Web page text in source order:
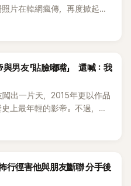
片在韓網瘋傳，再度掀起熱
：「真人比照片還漂亮！」
男友「貼臉嘟嘴」 還喊：我
出一片天，2015年更以作品
上最年輕的影帝。不過，他
業受到重創，後續又牽扯與男
行徑害他與朋友斷聯 分手後